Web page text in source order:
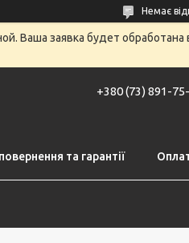
Немає
Ваша заявка будет
+380 (73) 891-
та гарантії